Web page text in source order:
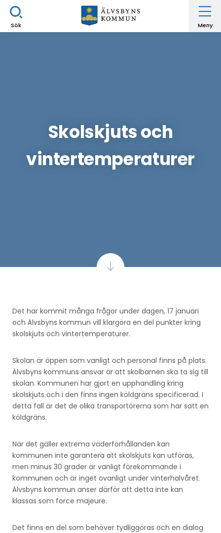
Sök Meny
Skolskjuts och
vintertemperaturer
Det har kommit många frågor under dagen, 17 januari
och Älvsbyns kommun vill klargöra en del punkter kring
skolskjuts och vintertemperaturer.
Skolan är öppen som vanligt och personal finns på plats.
Älvsbyns kommuns ansvar är att skolbarnen ska ta sig till
skolan. Kommunen har gjort en upphandling kring
skolskjuts och i den finns ingen köldgräns specificerad. I
detta fall är det de olika transportörerna som har satt en
köldgräns.
När det gäller extrema väderförhållanden kan
kommunen inte garantera att skolskjuts kan utföras,
men minus 30 grader är vanligt förekommande i
kommunen och är inget ovanligt under vinterhalvåret.
Älvsbyns kommun anser därför att detta inte kan
klassas som force majeure.
Det finns en del som behöver tydliggöras och en dialog